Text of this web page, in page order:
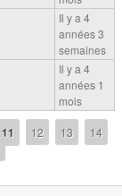
Il y a 4
années 3
semaines
Il y a 4
années 1
mois
11 12 13
14